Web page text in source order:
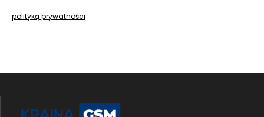
polityką prywatności